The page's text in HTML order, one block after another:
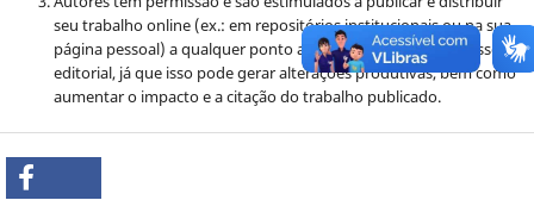
seu trabalho online (ex.: em repositórios institucionais ou na sua
página pessoal) a qualquer ponto antes ou durante o processo
editorial, já que isso pode gerar alterações produtivas, bem como
aumentar o impacto e a citação do trabalho publicado.